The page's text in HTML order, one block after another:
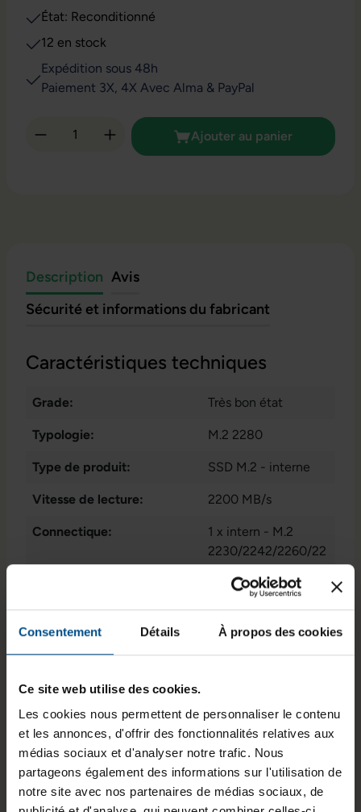
Consentement Détails À propos des cookies
Ce site web utilise des cookies.
Les cookies nous permettent de personnaliser le contenu
et les annonces, d'offrir des fonctionnalités relatives aux
médias sociaux et d'analyser notre trafic. Nous
partageons également des informations sur l'utilisation de
notre site avec nos partenaires de médias sociaux, de
État: Reconditionné
12 en stock
Expédition sous 48h
Paiement 3X, 4X Avec Alma & PayPal
Quantité de produit : Entrez la quantité
Ajouter au panier
Description Avis
Sécurité et informations du fabricant
Caractéristiques techniques
Grade: Très bon état
Typologie: M.2 2280
Type de produit: SSD M.2 - interne
Vitesse de lecture: 2200 MB/s
Connectique:
1 x intern - M.2
2230/2242/2260/22
Vitesse d'écriture: 1200 MB/s
Lecture aléatoire 4K: 120.000 IOPS
Stockage de données:
512 GB M.2 NvMe
SSD